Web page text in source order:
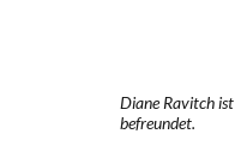
Diane Ravitch
befreundet.